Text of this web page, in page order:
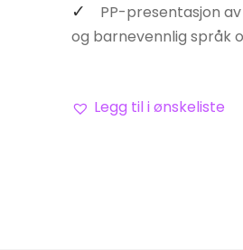
PP-presentasjon
og barnevennlig språk
Legg til i ønskeliste